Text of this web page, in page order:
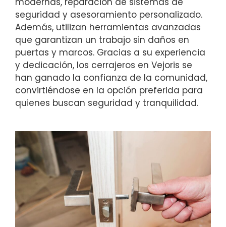
seguridad y asesoramiento personalizado.
Además, utilizan herramientas avanzadas
que garantizan un trabajo sin daños en
puertas y marcos. Gracias a su experiencia
y dedicación, los cerrajeros en Vejoris se
han ganado la confianza de la comunidad,
convirtiéndose en la opción preferida para
quienes buscan seguridad y tranquilidad.